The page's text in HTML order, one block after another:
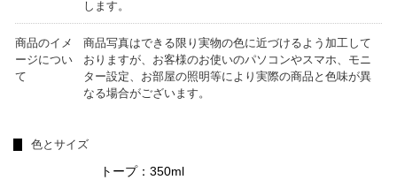
します。
商品のイメ
ージについ
て
商品写真はできる限り実物の色に近づけるよう加工して
おりますが、お客様のお使いのパソコンやスマホ、モニ
ター設定、お部屋の照明等により実際の商品と色味が異
なる場合がございます。
色とサイズ
トープ：350ml